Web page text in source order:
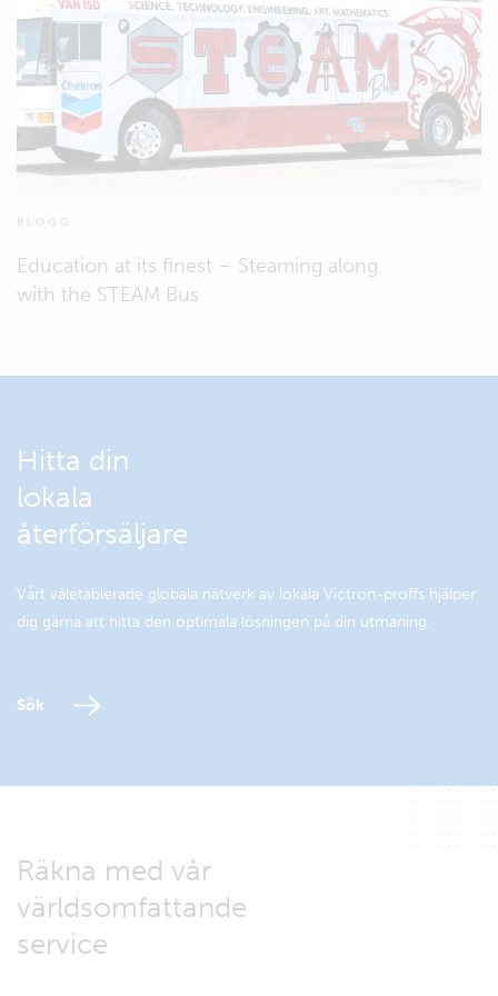
BLOGG
Education at its finest – Steaming along
with the STEAM Bus
Hitta din
lokala
återförsäljare
Vårt väletablerade globala nätverk av lokala Victron-proffs hjälper
dig gärna att hitta den optimala lösningen på din utmaning.
Sök
Räkna med vår
världsomfattande
service